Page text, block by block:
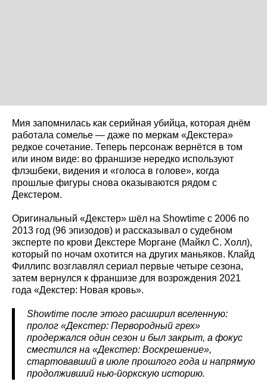
Мия запомнилась как серийная убийца, которая днём
работала сомелье — даже по меркам «Декстера»
редкое сочетание. Теперь персонаж вернётся в том
или ином виде: во франшизе нередко используют
флэшбеки, видения и «голоса в голове», когда
прошлые фигуры снова оказываются рядом с
Декстером.
Оригинальный «Декстер» шёл на Showtime с 2006 по
2013 год (96 эпизодов) и рассказывал о судебном
эксперте по крови Декстере Моргане (Майкл С. Холл),
который по ночам охотится на других маньяков. Клайд
Филлипс возглавлял сериал первые четыре сезона,
затем вернулся к франшизе для возрождения 2021
года «Декстер: Новая кровь».
Showtime после этого расширил вселенную:
пролог «Декстер: Первородный грех»
продержался один сезон и был закрыт, а фокус
сместился на «Декстер: Воскрешение»,
стартовавший в июле прошлого года и напрямую
продолживший нью-йоркскую историю.